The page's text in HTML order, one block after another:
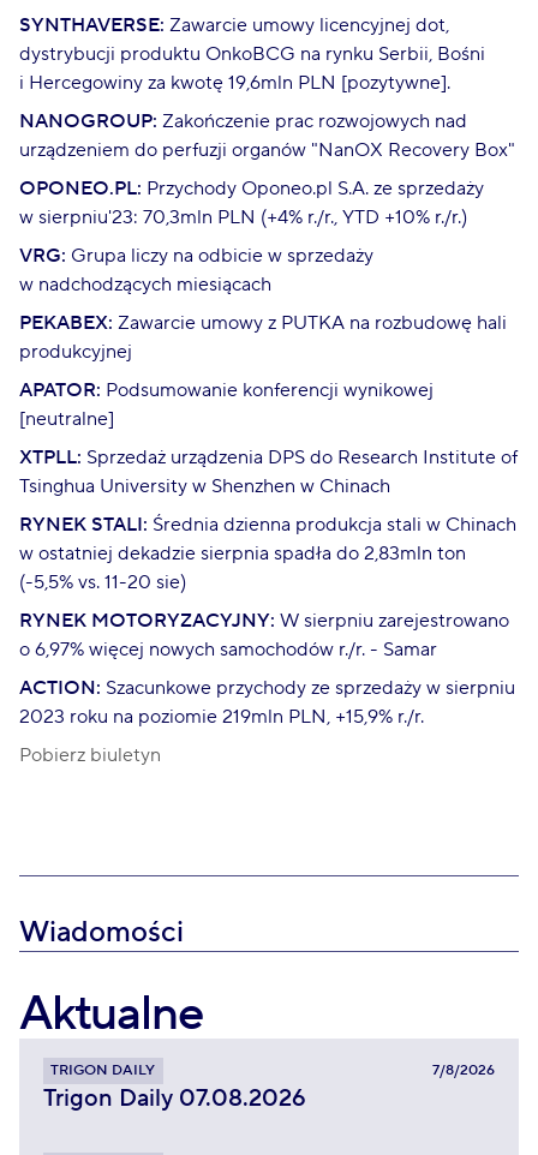
SYNTHAVERSE: Zawarcie umowy licencyjnej dot,
dystrybucji produktu OnkoBCG na rynku Serbii, Bośni
i Hercegowiny za kwotę 19,6mln PLN [pozytywne].
NANOGROUP: Zakończenie prac rozwojowych nad
urządzeniem do perfuzji organów "NanOX Recovery Box"
OPONEO.PL: Przychody Oponeo.pl S.A. ze sprzedaży
w sierpniu'23: 70,3mln PLN (+4% r./r., YTD +10% r./r.)
VRG: Grupa liczy na odbicie w sprzedaży
w nadchodzących miesiącach
PEKABEX: Zawarcie umowy z PUTKA na rozbudowę hali
produkcyjnej
APATOR: Podsumowanie konferencji wynikowej
[neutralne]
XTPLL: Sprzedaż urządzenia DPS do Research Institute of
Tsinghua University w Shenzhen w Chinach
RYNEK STALI: Średnia dzienna produkcja stali w Chinach
w ostatniej dekadzie sierpnia spadła do 2,83mln ton
(-5,5% vs. 11-20 sie)
RYNEK MOTORYZACYJNY: W sierpniu zarejestrowano
o 6,97% więcej nowych samochodów r./r. - Samar
ACTION: Szacunkowe przychody ze sprzedaży w sierpniu
2023 roku na poziomie 219mln PLN, +15,9% r./r.
Pobierz biuletyn
Wiadomości
Aktualne
TRIGON DAILY 7/8/2026
Trigon Daily 07.08.2026